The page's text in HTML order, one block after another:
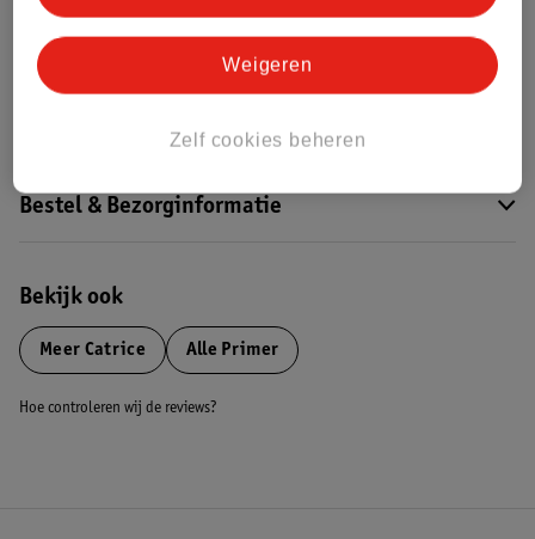
Nature Impact Score
Dit product heeft (nog) geen Nature
Bestel & Bezorginformatie
Bekijk ook
Meer Catrice Alle Primer
Hoe controleren wij de reviews?
Zelf cookies beheren
Weigeren